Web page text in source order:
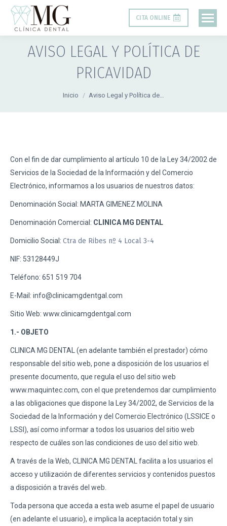
CITA ONLINE
AVISO LEGAL Y POLÍTICA DE
PRICAVIDAD
Inicio Aviso Legal y Política de…
Con el fin de dar cumplimiento al artículo 10 de la Ley 34/2002 de
Servicios de la Sociedad de la Información y del Comercio
Electrónico, informamos a los usuarios de nuestros datos:
Denominación Social: MARTA GIMENEZ MOLINA
Denominación Comercial: CLINICA MG DENTAL
Domicilio Social: Ctra de Ribes nº 4 Local 3-4
NIF: 53128449J
Teléfono: 651 519 704
E-Mail: info@clinicamgdentgal.com
Sitio Web: www.clinicamgdentgal.com
1.- OBJETO
CLINICA MG DENTAL (en adelante también el prestador) cómo
responsable del sitio web, pone a disposición de los usuarios el
presente documento, que regula el uso del sitio web
www.maquintec.com, con el que pretendemos dar cumplimiento
a las obligaciones que dispone la Ley 34/2002, de Servicios de la
Sociedad de la Información y del Comercio Electrónico (LSSICE o
LSSI), así como informar a todos los usuarios del sitio web
respecto de cuáles son las condiciones de uso del sitio web.
A través de la Web, CLINICA MG DENTAL facilita a los usuarios el
acceso y utilización de diferentes servicios y contenidos puestos
a disposición a través del web.
Toda persona que acceda a esta web asume el papel de usuario
(en adelante el usuario), e implica la aceptación total y sin